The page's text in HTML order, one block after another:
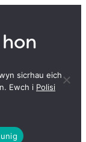
sicrhau eich
Ewch i Polisi